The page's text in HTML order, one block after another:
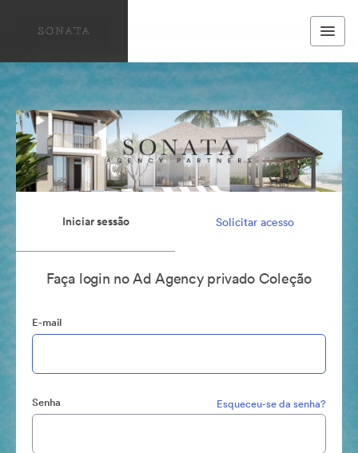
Iniciar sessão Solicitar acesso
Faça login no Ad Agency privado Coleção
E-mail
Senha Esqueceu-se da senha?